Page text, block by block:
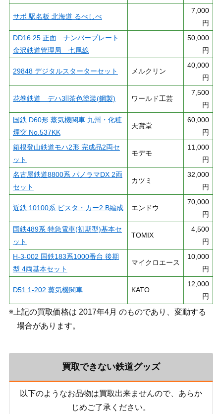
サボ 駅名板 北海道 るべしべ
7,000
円
DD16 25 正面 ナンバープレート
金沢鉄道管理局 七尾線
50,000
円
29848 デジタルスターターセット メルクリン
40,000
円
花巻鉄道 デハ3Ⅱ茶色塗装(鋼製) ワールド工芸
7,500
円
国鉄 D60形 蒸気機関車 九州・化粧
煙突 No.537KK
天賞堂
60,000
円
箱根登山鉄道モハ2形 完成品2両セ
ット
モデモ
11,000
円
名古屋鉄道8800系 パノラマDX 2両
セット
カツミ
32,000
円
近鉄 10100系 ビスタ・カー2 B編成 エンドウ
70,000
円
国鉄489系 特急電車(初期型)基本セ
ット
TOMIX
4,500
円
H-3-002 国鉄183系1000番台 後期
型 4両基本セット
マイクロエース
10,000
円
D51 1-202 蒸気機関車 KATO
12,000
円
※上記の買取価格は 2017年4月 のものであり、変動する
場合があります。
買取できない鉄道グッズ
以下のようなお品物は買取出来ませんので、あらか
じめご了承ください。